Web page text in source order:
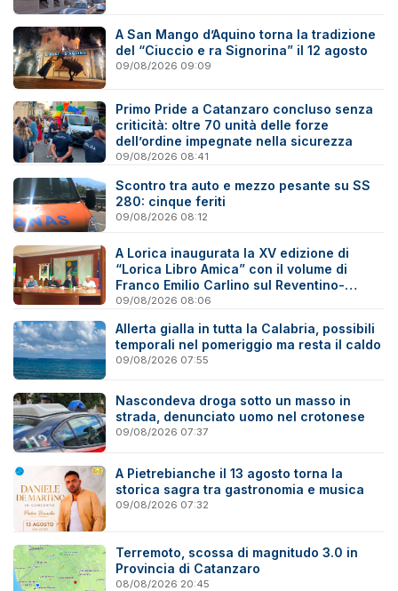
A San Mango d’Aquino torna la tradizione
del “Ciuccio e ra Signorina” il 12 agosto
09/08/2026 09:09
Primo Pride a Catanzaro concluso senza
criticità: oltre 70 unità delle forze
dell’ordine impegnate nella sicurezza
09/08/2026 08:41
Scontro tra auto e mezzo pesante su SS
280: cinque feriti
09/08/2026 08:12
A Lorica inaugurata la XV edizione di
“Lorica Libro Amica” con il volume di
Franco Emilio Carlino sul Reventino-
Savuto
09/08/2026 08:06
Allerta gialla in tutta la Calabria, possibili
temporali nel pomeriggio ma resta il caldo
09/08/2026 07:55
Nascondeva droga sotto un masso in
strada, denunciato uomo nel crotonese
09/08/2026 07:37
A Pietrebianche il 13 agosto torna la
storica sagra tra gastronomia e musica
09/08/2026 07:32
Terremoto, scossa di magnitudo 3.0 in
Provincia di Catanzaro
08/08/2026 20:45